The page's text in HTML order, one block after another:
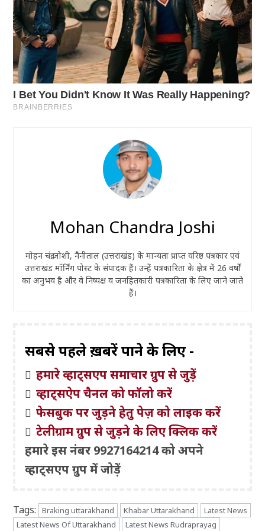
Mohan Chandra Joshi
मोहन चंद्र जोशी, नैनीताल (उत्तराखंड) के मान्यता प्राप्त वरिष्ठ पत्रकार एवं
उत्तराखंड मॉर्निंग पोस्ट के संपादक हैं। उन्हें पत्रकारिता के क्षेत्र में 26 वर्षों
का अनुभव है और वे निष्पक्ष व जनहितकारी पत्रकारिता के लिए जाने जाते
हैं।
सबसे पहले ख़बरें पाने के लिए -
हमारे व्हाट्सएप समाचार ग्रुप से जुड़ें
व्हाट्सऐप चैनल को फॉलो करें
फेसबुक पर जुड़ने हेतु पेज़ को लाइक करें
टेलीग्राम ग्रुप से जुड़ने के लिए क्लिक करें
हमारे इस नंबर 9927164214 को अपने
व्हाट्सएप ग्रुप में जोड़ें
Tags: Braking uttarakhand Khabar Uttarakhand
Latest News
Latest News Of Uttarakhand
Latest News Rudraprayag